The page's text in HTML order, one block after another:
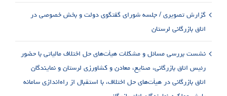
گزارش تصویری / جلسه شورای گفتگوی دولت و بخش خصوصی در
اتاق بازرگانی لرستان
نشست بررسی مسائل و مشکلات هیأت‌های حل اختلاف مالیاتی با حضور
رئیس اتاق بازرگانی، صنایع، معادن و کشاورزی لرستان و نمایندگان
اتاق بازرگانی در هیأت‌های حل اختلاف، با استقبال از راه‌اندازی سامانه